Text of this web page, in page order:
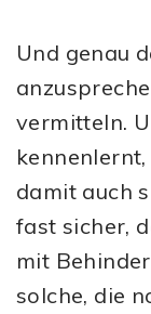
Und genau
vermitteln.
damit auch
fast sicher,
mit
solche, die